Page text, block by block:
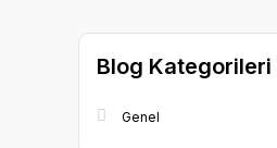
Blog Kategorileri
Genel